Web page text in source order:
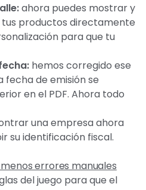
ahora puedes mostrar y
productos directamente
para que tu
hemos corregido ese
fecha de emisión se
en el PDF. Ahora todo
una empresa ahora
su identificación fiscal.
menos errores manuales
del juego para que el